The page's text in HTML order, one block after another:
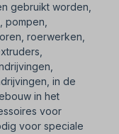
gebruikt worden,
pompen,
roerwerken,
in de
in het
voor
voor speciale